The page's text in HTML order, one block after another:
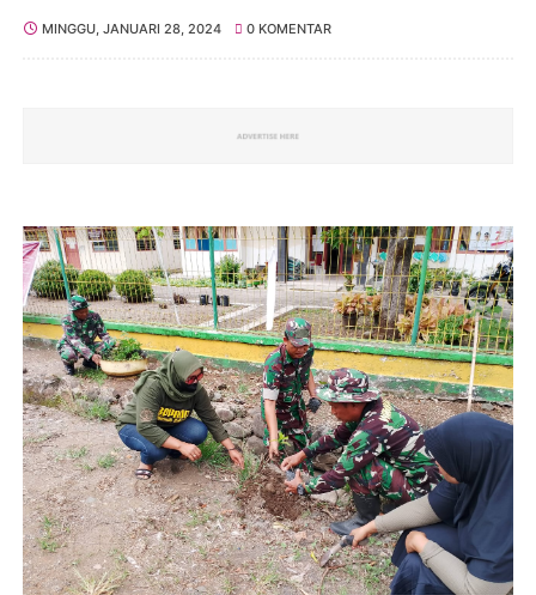
MINGGU, JANUARI 28, 2024 0 KOMENTAR